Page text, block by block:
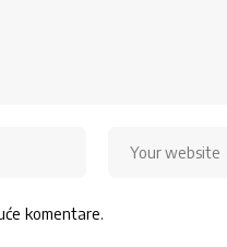
komentare.